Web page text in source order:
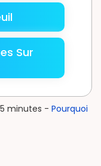
Sur
minutes - Pourquoi